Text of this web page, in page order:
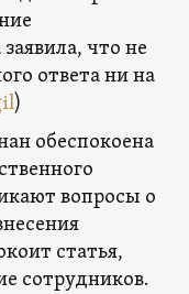
что не
ответа ни на
)
обеспокоена
вопросы о
статья,
сотрудников.